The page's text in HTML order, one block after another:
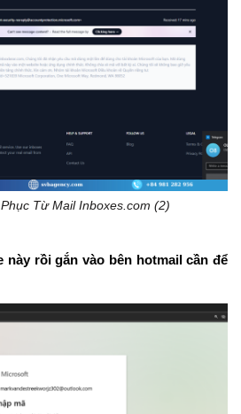
Từ Mail Inboxes.com (2)
này rồi gắn vào bên hotmail cần để